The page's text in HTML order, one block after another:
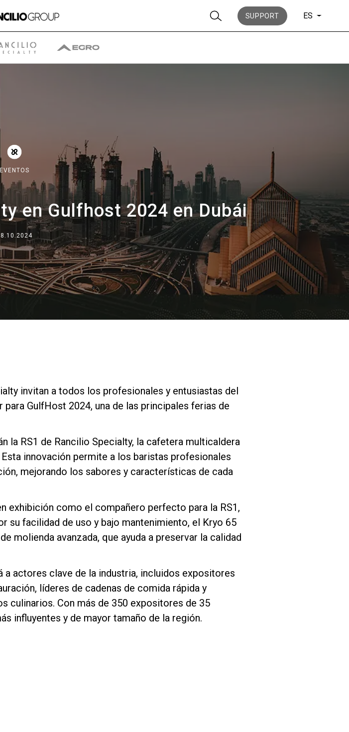
SUPPORT ES
EVENTOS
en Gulfhost 2024 en Dubái
invitan a todos los profesionales y entusiastas del
GulfHost 2024, una de las principales ferias de
la RS1 de Rancilio Specialty, la cafetera multicaldera
innovación permite a los baristas profesionales
mejorando los sabores y características de cada
exhibición como el compañero perfecto para la RS1,
facilidad de uso y bajo mantenimiento, el Kryo 65
molienda avanzada, que ayuda a preservar la calidad
actores clave de la industria, incluidos expositores
líderes de cadenas de comida rápida y
culinarios. Con más de 350 expositores de 35
influyentes y de mayor tamaño de la región.
nosotros
Historia
Nuestros
laboratorios
Sostenibilidad
Contacto